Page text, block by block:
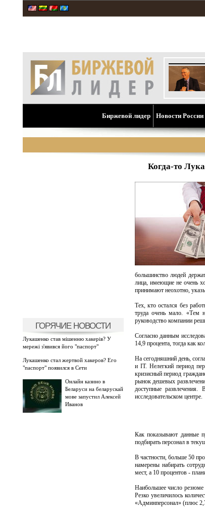
Биржевой лидер Новости России
ГОРЯЧИЕ НОВОСТИ
Лукашенко став мішенню хакерів? У
мережі з'явився його "паспорт"
Лукашенко стал жертвой хакеров? Его
"паспорт" появился в Сети
Онлайн казино в
Беларуси на беларускай
мове запустил Алексей
Иванов
Когда-то
большинство людей
лица, имеющие не очень
принимают неохотно,
Тех, кто остался без
труда очень мало. «Тем
руководство компании
Согласно данным
14,9 процента, тогда как
На сегодняшний день,
и IT. Нелегкий период
кризисный период
рынок дешевых
доступные
исследовательском центре.
Как показывают данные
подбирать персонал в
В частности, больше 50
намерены набирать
мест, а 10 процентов -
Наибольшее число резюме
Резко увеличилось
«Админперсонал» (плюс